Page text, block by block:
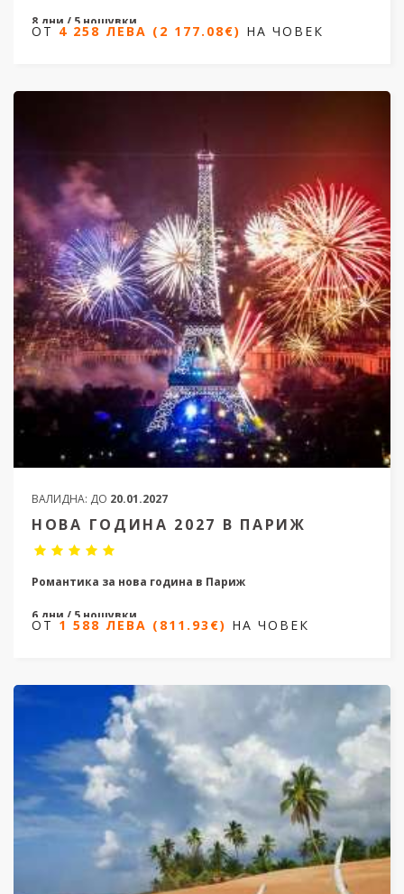
8 дни / 5 нощувки
ОТ 4 258 ЛЕВА (2 177.08€) НА ЧОВЕК
ВАЛИДНА: ДО 20.01.2027
НОВА ГОДИНА 2027 В ПАРИЖ
Романтика за нова година в Париж
6 дни / 5 нощувки
1 588 ЛЕВА (811.93€) НА ЧОВЕК
ОТ 1 588 ЛЕВА (811.93€) НА ЧОВЕК